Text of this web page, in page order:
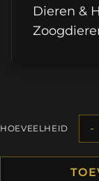
Dieren &
HOEVEELHEID -